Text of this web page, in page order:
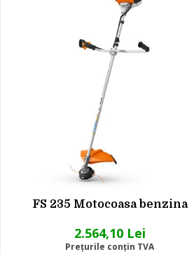
FS 235 Motocoasa benzina
2.564,10 Lei
Preţurile conţin TVA